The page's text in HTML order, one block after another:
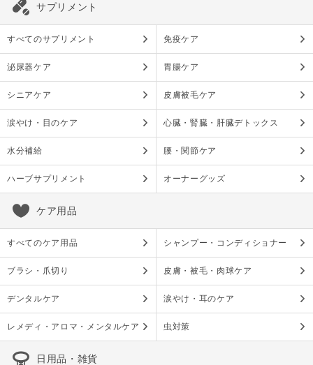
サプリメント
すべてのサプリメント 免疫ケア
泌尿器ケア 胃腸ケア
シニアケア 皮膚被毛ケア
涙やけ・目のケア 心臓・腎臓・肝臓デトックス
水分補給 腰・関節ケア
ハーブサプリメント オーナーグッズ
ケア用品
すべてのケア用品 シャンプー・コンディショナー
ブラシ・爪切り 皮膚・被毛・肉球ケア
デンタルケア 涙やけ・耳のケア
レメディ・アロマ・メンタルケア 虫対策
日用品・雑貨